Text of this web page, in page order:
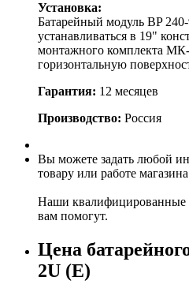
Установка:
Батарейный модуль BP
устанавливаться в 19"
монтажного комплекта
горизонтальную
Гарантия: 12 месяцев
Производство: Россия
Вы можете задать любой
товару или работе
Наши квалифицированные
вам помогут.
Цена
2U (E)